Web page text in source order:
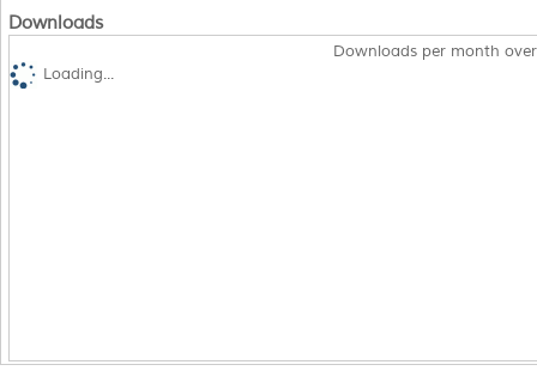
Downloads
Downloads per month
Loading...